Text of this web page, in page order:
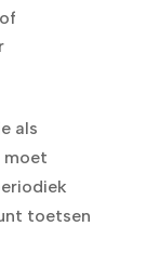
als
moet
toetsen